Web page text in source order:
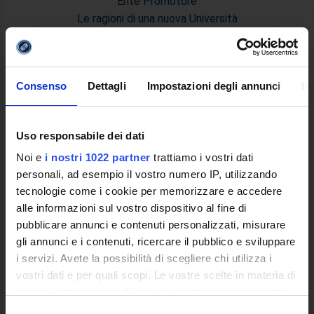
Consenso Dettagli Impostazioni degli annunci
Uso responsabile dei dati
Noi e i nostri 1022 partner trattiamo i vostri dati
personali, ad esempio il vostro numero IP, utilizzando
tecnologie come i cookie per memorizzare e accedere
alle informazioni sul vostro dispositivo al fine di
pubblicare annunci e contenuti personalizzati, misurare
gli annunci e i contenuti, ricercare il pubblico e sviluppare
i servizi. Avete la possibilità di scegliere chi utilizza i
vostri dati e per quali scopi. Le vostre scelte in materia di
Le ragioni di una nuova Università
Statuto e Regolamenti
Trasparenza e Assicurazione della Quallità
Ricerca
Le Sedi
Polo Bibliotecario Multimediale di Ateneo
Sistemi Informativi di Ateneo
Bandi e Concorsi
Poli di Studio
International Cooperation
L'infrastruttura di e-Learning
Eventi
Siti Istituzionali e Progetti Interuniversitari
Accesso alla Banca Dati di Segreteria Online